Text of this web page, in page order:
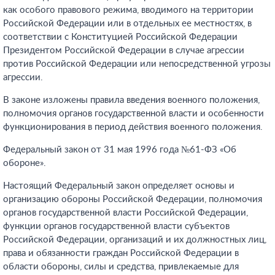
как особого правового режима, вводимого на территории
Российской Федерации или в отдельных ее местностях, в
соответствии с Конституцией Российской Федерации
Президентом Российской Федерации в случае агрессии
против Российской Федерации или непосредственной угрозы
агрессии.
В законе изложены правила введения военного положения,
полномочия органов государственной власти и особенности
функционирования в период действия военного положения.
Федеральный закон от 31 мая 1996 года №61-ФЗ «Об
обороне».
Настоящий Федеральный закон определяет основы и
организацию обороны Российской Федерации, полномочия
органов государственной власти Российской Федерации,
функции органов государственной власти субъектов
Российской Федерации, организаций и их должностных лиц,
права и обязанности граждан Российской Федерации в
области обороны, силы и средства, привлекаемые для